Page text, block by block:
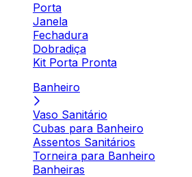
Porta
Janela
Fechadura
Dobradiça
Kit Porta Pronta
Banheiro
Vaso Sanitário
Cubas para Banheiro
Assentos Sanitários
Torneira para Banheiro
Banheiras